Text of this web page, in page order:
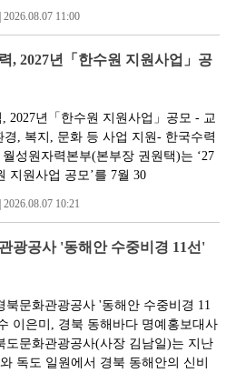
11:00
, 2027년「한수원 지원사업」공
2027년「한수원 지원사업」공모 - 교
경, 복지, 문화 등 사업 지원- 한국수력
성원자력본부(본부장 권원택)는 ‘27
지원사업 공모’를 7월 30
10:21
광공사 '동해안 수중비경 11선'
북문화관광공사 '동해안 수중비경 11
이은미, 경북 동해바다 명예홍보대사
도문화관광공사(사장 김남일)는 지난
독도 일원에서 경북 동해안의 신비